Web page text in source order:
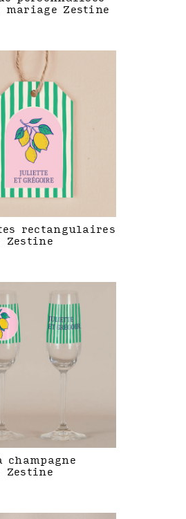
mariage Zestine
rectangulaires
Zestine
champagne
Zestine